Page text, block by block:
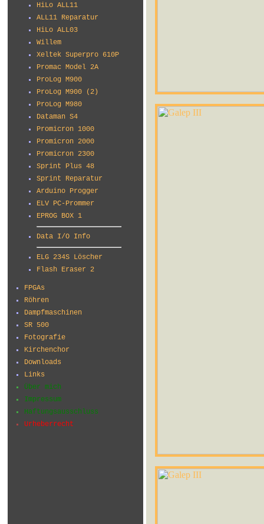
HiLo ALL11
ALL11 Reparatur
HiLo ALL03
Willem
Xeltek Superpro 610P
Promac Model 2A
ProLog M900
ProLog M900 (2)
ProLog M980
Dataman S4
Promicron 1000
Promicron 2000
Promicron 2300
Sprint Plus 48
Sprint Reparatur
Arduino Progger
ELV PC-Prommer
EPROG BOX 1
Data I/O Info
ELG 234S Löscher
Flash Eraser 2
FPGAs
Röhren
Dampfmaschinen
SR 500
Fotografie
Kirchenchor
Downloads
Links
Über mich
Impressum
Haftungsausschluss
Urheberrecht